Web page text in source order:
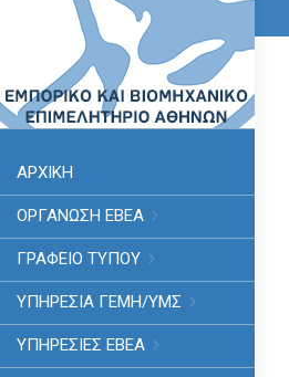
ΑΡΧΙΚΗ
ΟΡΓΑΝΩΣΗ ΕΒΕΑ
ΓΡΑΦΕΙΟ ΤΥΠΟΥ
ΥΠΗΡΕΣΊΑ ΓΕΜΗ/ΥΜΣ
ΥΠΗΡΕΣΙΕΣ ΕΒΕΑ